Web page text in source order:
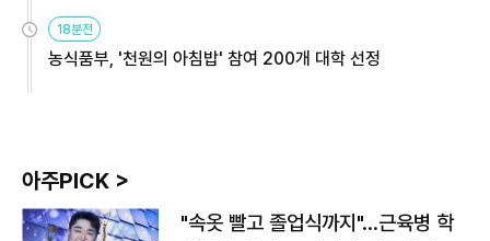
원
18분전
농식품부, '천원의 아침밥' 참여 200개 대학 선정
아주PICK >
"속옷 빨고 졸업식까지"…근육병 학